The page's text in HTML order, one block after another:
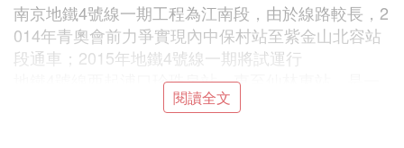
南京地鐵4號線一期工程為江南段，由於線路較長，2
014年青奧會前力爭實現內中保村站至紫金山北容站
段通車；2015年地鐵4號線一期將試運行
地鐵4號線西起浦口珍珠泉站，東至仙林東站，是一
條東西向市域快線，貫穿主城、仙林新市區和江北新
閱讀全文